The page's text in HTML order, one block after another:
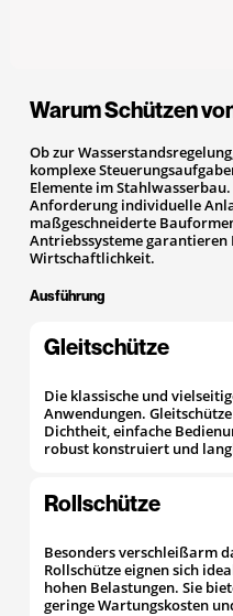
Warum Schützen
Ob zur
komplexe
Elemente im
Anforderung individuelle
maßgeschneiderte
Antriebssysteme
Wirtschaftlichkeit.
Ausführung
Gleitschütze
Die klassische und
Anwendungen.
Dichtheit, einfache
robust konstruiert und
Rollschütze
Besonders verschleißarm
Rollschütze eignen sich
hohen Belastungen. Sie
geringe Wartungskosten